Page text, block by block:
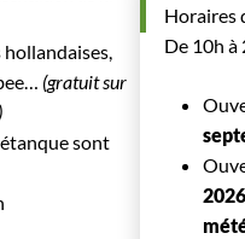
(gratuit sur
sont
Horaires
De 10h à